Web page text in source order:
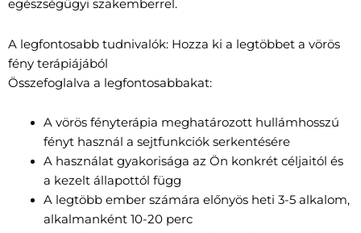
egészségügyi szakemberrel.
A legfontosabb tudnivalók: Hozza ki a legtöbbet a vörös
fény terápiájából
Összefoglalva a legfontosabbakat:
A vörös fényterápia meghatározott hullámhosszú
fényt használ a sejtfunkciók serkentésére
A használat gyakorisága az Ön konkrét céljaitól és
a kezelt állapottól függ
A legtöbb ember számára előnyös heti 3-5 alkalom,
alkalmanként 10-20 perc